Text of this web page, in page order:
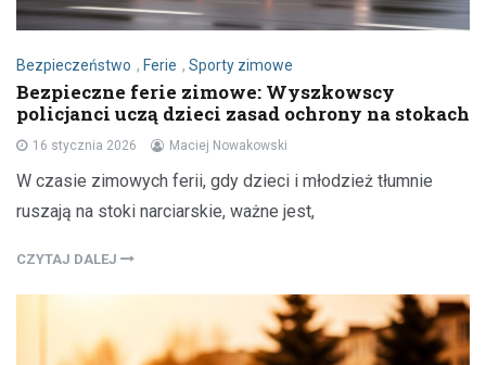
Bezpieczeństwo , Ferie , Sporty zimowe
Bezpieczne ferie zimowe: Wyszkowscy
policjanci uczą dzieci zasad ochrony na stokach
16 stycznia 2026 Maciej Nowakowski
W czasie zimowych ferii, gdy dzieci i młodzież tłumnie
ruszają na stoki narciarskie, ważne jest,
CZYTAJ DALEJ